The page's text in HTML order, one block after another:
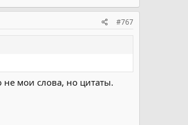
#767
не мои слова, но цитаты.